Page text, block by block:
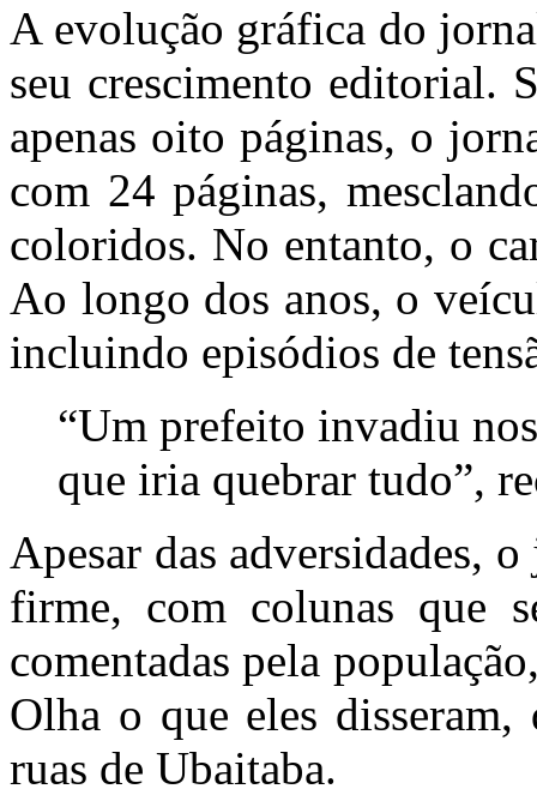
A evolução gráfica do
seu crescimento editorial.
apenas oito páginas, o
com 24 páginas,
coloridos. No entanto, o
Ao longo dos anos, o
incluindo episódios de
“Um prefeito invadiu
que iria quebrar tudo”,
Apesar das adversidades,
firme, com colunas que
comentadas pela
Olha o que eles disseram,
ruas de Ubaitaba.